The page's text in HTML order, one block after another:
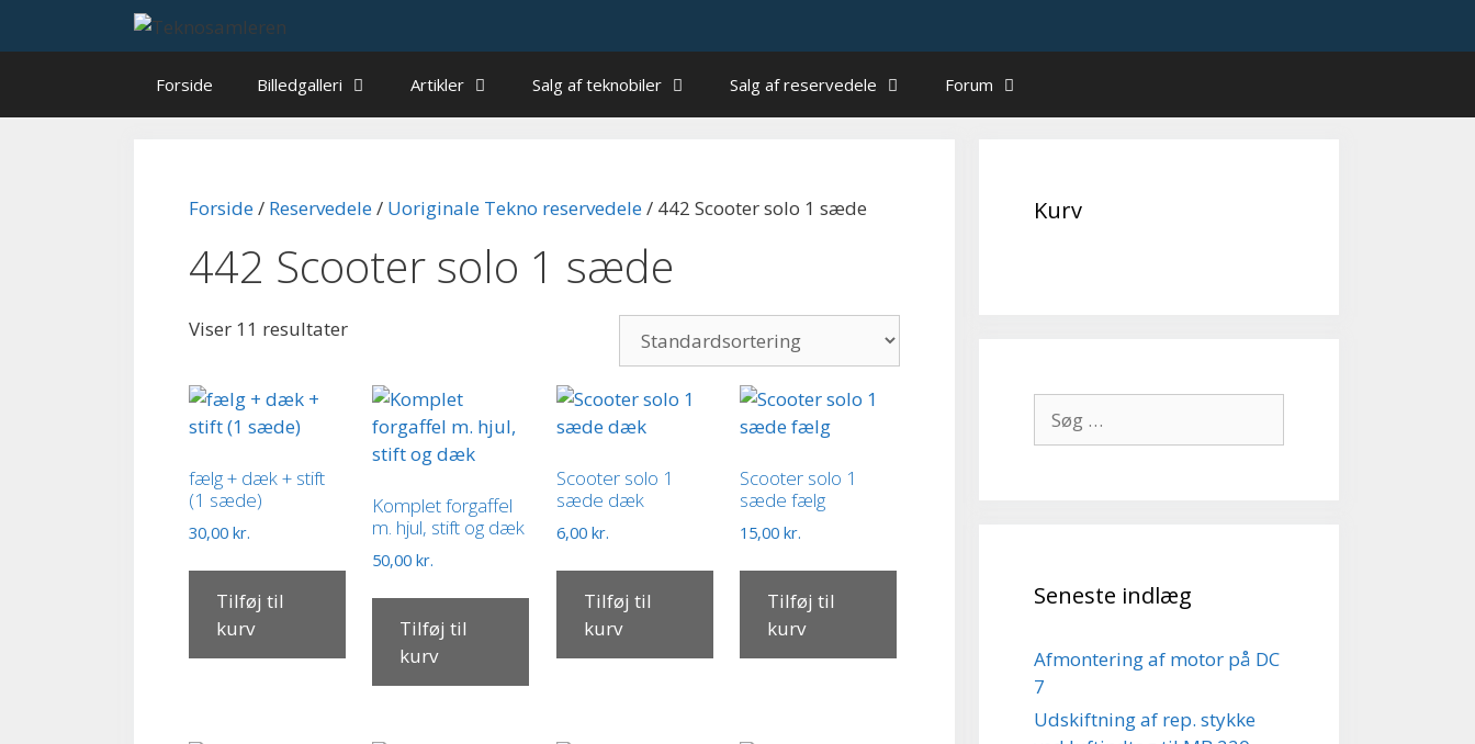
Forside Billedgalleri Artikler Salg af teknobiler Salg af reservedele Forum
Forside/ Reservedele/ Uoriginale Tekno reservedele/ 442 Scooter solo 1 sæde
442 Scooter solo 1 sæde
Viser 11 resultater
fælg + dæk + stift
(1 sæde)
30,00 kr.
Tilføj til
kurv
Komplet forgaffel
m. hjul, stift og dæk
50,00kr.
Tilføj til
kurv
Scooter solo 1
sæde dæk
6,00 kr.
Tilføj til
kurv
Scooter solo 1
sæde fælg
15,00kr.
Tilføj til
kurv
Kurv
efter:
Seneste indlæg
Afmontering af motor på DC
7
Udskiftning af rep. stykke